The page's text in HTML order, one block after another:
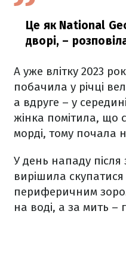
Це як National
дворі, –
А уже влітку 2023
побачила у річці
а вдруге – у
жінка помітила, що
морді, тому почала
У день нападу
вирішила
периферичним
на воді, а за мить –